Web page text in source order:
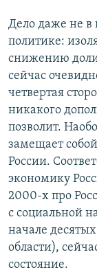
Дело даже не в
политике:
снижению
сейчас
четвертая
никакого
позволит.
замещает
России.
экономику
2000-х про
с социальной
начале десятых
области),
состояние.